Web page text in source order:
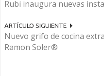
Rubi inaugura nuevas
ARTÍCULO SIGUIENTE
Nuevo grifo de cocina
Ramon Soler®